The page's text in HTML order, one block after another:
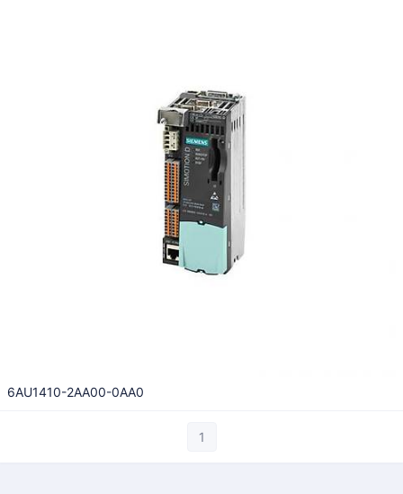
6AU1410-2AA00-0AA0
1